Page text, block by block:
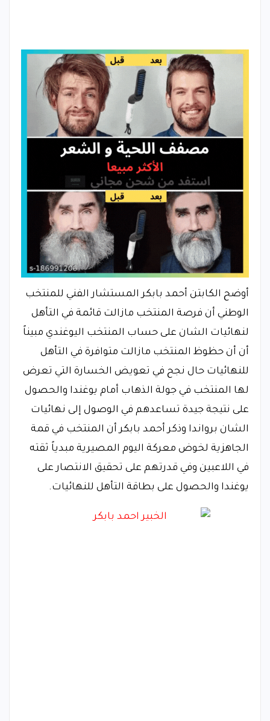
أوضح الكابتن أحمد بابكر المستشار الفني للمنتخب
الوطني أن فرصة المنتخب مازالت قائمة في التأهل
لنهائيات الشان على حساب المنتخب اليوغندي مبيناً
أن أن حظوظ المنتخب مازالت متوافرة في التأهل
للنهائيات حال نجح في تعويض الخسارة التي تعرض
لها المنتخب في جولة الذهاب أمام يوغندا والحصول
على نتيجة جيدة تساعدهم في الوصول إلى نهائيات
الشان برواندا وذكر أحمد بابكر أن المنتخب في قمة
الجاهزية لخوض معركة اليوم المصيرية مبدياً ثقته
في اللاعبين وفي قدرتهم على تحقيق الانتصار على
يوغندا والحصول على بطاقة التأهل للنهائيات.